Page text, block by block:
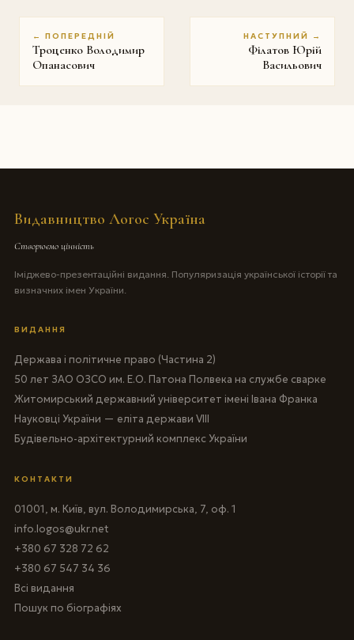
← ПОПЕРЕДНІЙ
Троценко Володимир
Опанасович
НАСТУПНИЙ →
Філатов Юрій
Васильович
Видавництво Логос Україна
Створюємо цінність
Іміджево-презентаційні видання. Популяризація української історії та
визначних імен України.
ВИДАННЯ
Держава і політичне право (Частина 2)
50 лет ЗАО ОЗСО им. Е.О. Патона Полвека на службе сварке
Житомирський державний університет імені Івана Франка
Науковці України — еліта держави VIII
Будівельно-архітектурний комплекс України
КОНТАКТИ
01001, м. Київ, вул. Володимирська, 7, оф. 1
info.logos@ukr.net
+380 67 328 72 62
+380 67 547 34 36
Всі видання
Пошук по біографіях